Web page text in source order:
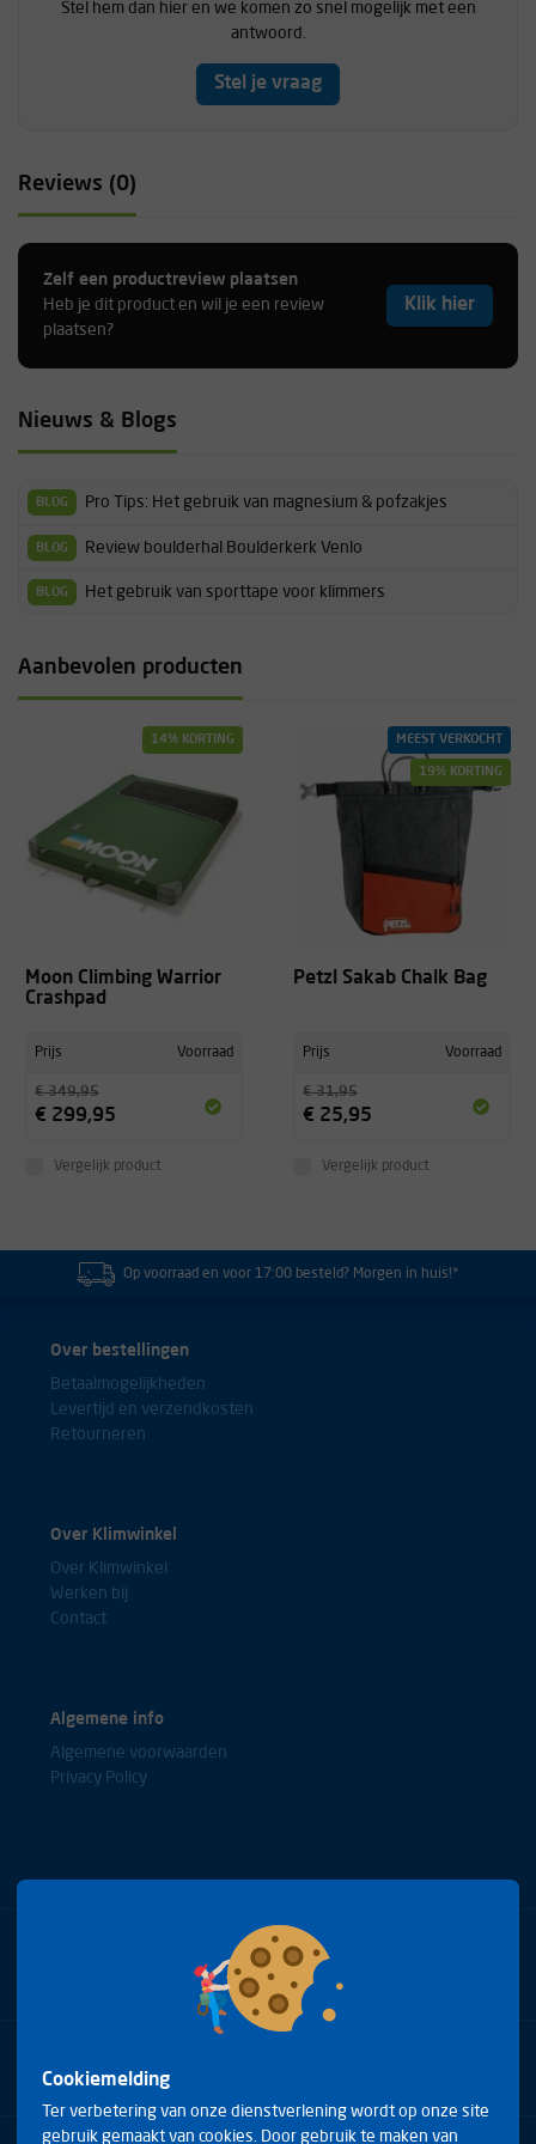
Stel hem dan hier en we komen zo snel mogelijk met een
antwoord.
Stel je vraag
Reviews (0)
Zelf een productreview plaatsen
Heb je dit product en wil je een review
plaatsen?
Klik hier
Nieuws & Blogs
BLOG Pro Tips: Het gebruik van magnesium & pofzakjes
BLOG Review boulderhal Boulderkerk Venlo
BLOG Het gebruik van sporttape voor klimmers
Aanbevolen producten
14% KORTING
Moon Climbing Warrior
Crashpad
Prijs Voorraad
€ 349,95
€ 299,95
Vergelijk product
MEEST VERKOCHT
19% KORTING
Petzl Sakab Chalk Bag
Prijs Voorraad
€ 31,95
€ 25,95
Vergelijk product
Op voorraad en voor 17:00 besteld? Morgen in huis!*
Over bestellingen
Betaalmogelijkheden
Levertijd en verzendkosten
Retourneren
Over Klimwinkel
Over Klimwinkel
Werken bij
Contact
Algemene info
Algemene voorwaarden
Privacy Policy
Bel met onze experts
+31(0)85 0653688
Cookiemelding
Ter verbetering van onze dienstverlening wordt op onze site
gebruik gemaakt van cookies. Door gebruik te maken van